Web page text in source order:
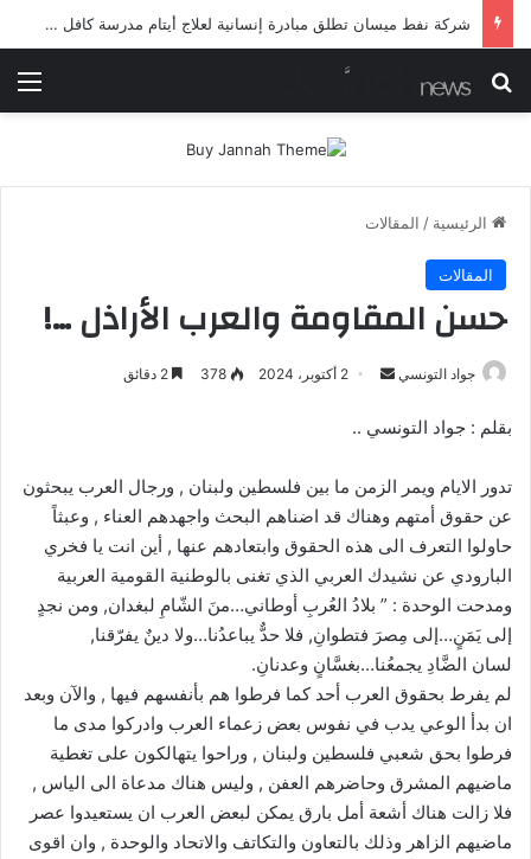
شركة نفط ميسان تطلق مبادرة إنسانية لعلاج أيتام مدرسة كافل اليتيم
بحث عن
الرئيسية / المقالات
المقالات
حسن المقاومة والعرب الأراذل …!
جواد التونسي
أرسل
إلكترونيا
2 أكتوبر، 2024 378
بقلم : جواد التونسي ..
تدور الايام ويمر الزمن ما بين فلسطين ولبنان , ورجال العرب يبحثون
عن حقوق أمتهم وهناك قد اضناهم البحث واجهدهم العناء , وعبثاً
حاولوا التعرف الى هذه الحقوق وابتعادهم عنها , أين انت يا فخري
البارودي عن نشيدك العربي الذي تغنى بالوطنية القومية العربية
ومدحت الوحدة : ” بلادُ العُربِ أوطاني…منَ الشّامِ لبغدان, ومن نجدٍ
إلى يَمَنٍ…إلى مِصرَ فتطوانِ, فلا حدٌّ يباعدُنا…ولا دينٌ يفرّقنا,
لسان الضَّادِ يجمعُنا…بغسَّانٍ وعدنانِ.
لم يفرط بحقوق العرب أحد كما فرطوا هم بأنفسهم فيها , والآن وبعد
ان بدأ الوعي يدب في نفوس بعض زعماء العرب وادركوا مدى ما
فرطوا بحق شعبي فلسطين ولبنان , وراحوا يتهالكون على تغطية
ماضيهم المشرق وحاضرهم العفن , وليس هناك مدعاة الى الياس ,
فلا زالت هناك أشعة أمل بارق يمكن لبعض العرب ان يستعيدوا عصر
ماضيهم الزاهر وذلك بالتعاون والتكاتف والاتحاد والوحدة , وان اقوى